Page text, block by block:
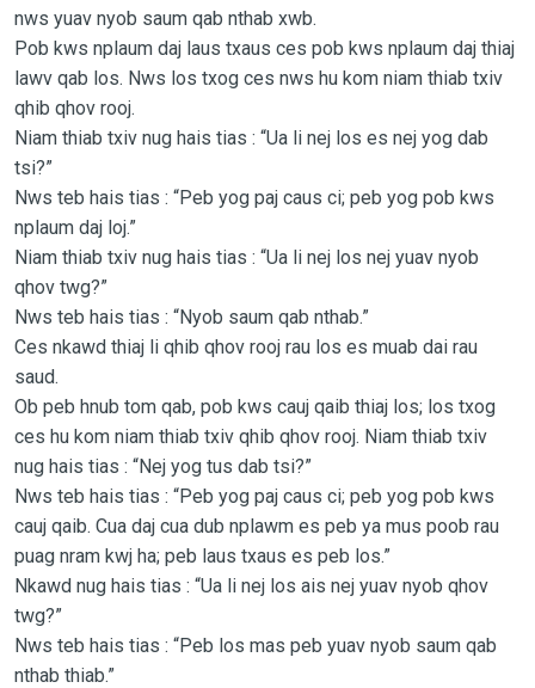
nws yuav nyob saum qab nthab xwb.
Pob kws nplaum daj laus txaus ces pob kws nplaum daj thiaj
lawv qab los. Nws los txog ces nws hu kom niam thiab txiv
qhib qhov rooj.
Niam thiab txiv nug hais tias : “Ua li nej los es nej yog dab
tsi?”
Nws teb hais tias : “Peb yog paj caus ci; peb yog pob kws
nplaum daj loj.”
Niam thiab txiv nug hais tias : “Ua li nej los nej yuav nyob
qhov twg?”
Nws teb hais tias : “Nyob saum qab nthab.”
Ces nkawd thiaj li qhib qhov rooj rau los es muab dai rau
saud.
Ob peb hnub tom qab, pob kws cauj qaib thiaj los; los txog
ces hu kom niam thiab txiv qhib qhov rooj. Niam thiab txiv
nug hais tias : “Nej yog tus dab tsi?”
Nws teb hais tias : “Peb yog paj caus ci; peb yog pob kws
cauj qaib. Cua daj cua dub nplawm es peb ya mus poob rau
puag nram kwj ha; peb laus txaus es peb los.”
Nkawd nug hais tias : “Ua li nej los ais nej yuav nyob qhov
twg?”
Nws teb hais tias : “Peb los mas peb yuav nyob saum qab
nthab thiab.”